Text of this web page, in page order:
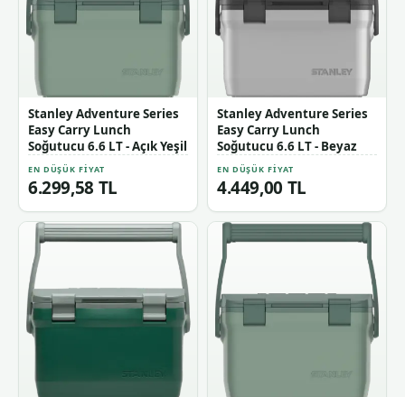
Stanley Adventure Series
Easy Carry Lunch
Soğutucu 6.6 LT - Açık Yeşil
EN DÜŞÜK FIYAT
6.299,58 TL
Stanley Adventure Series
Easy Carry Lunch
Soğutucu 6.6 LT - Beyaz
EN DÜŞÜK FIYAT
4.449,00 TL